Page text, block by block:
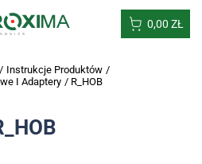
0,00 ZŁ
/ Instrukcje Produktów /
I Adaptery / R_HOB